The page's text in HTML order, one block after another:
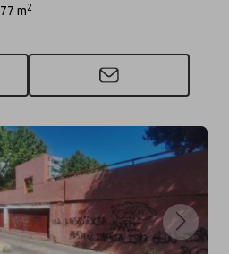
77 m2